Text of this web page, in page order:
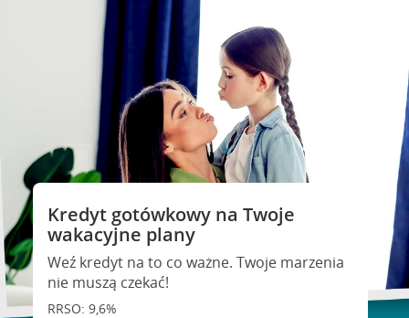
Kredyt gotówkowy na Twoje
wakacyjne plany
Weź kredyt na to co ważne. Twoje marzenia
nie muszą czekać!
RRSO: 9,6%